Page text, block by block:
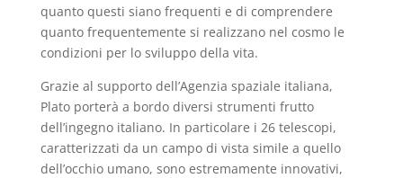
quanto questi siano frequenti e di comprendere
quanto frequentemente si realizzano nel cosmo le
condizioni per lo sviluppo della vita.
Grazie al supporto dell’Agenzia spaziale italiana,
Plato porterà a bordo diversi strumenti frutto
dell’ingegno italiano. In particolare i 26 telescopi,
caratterizzati da un campo di vista simile a quello
dell’occhio umano, sono estremamente innovativi,